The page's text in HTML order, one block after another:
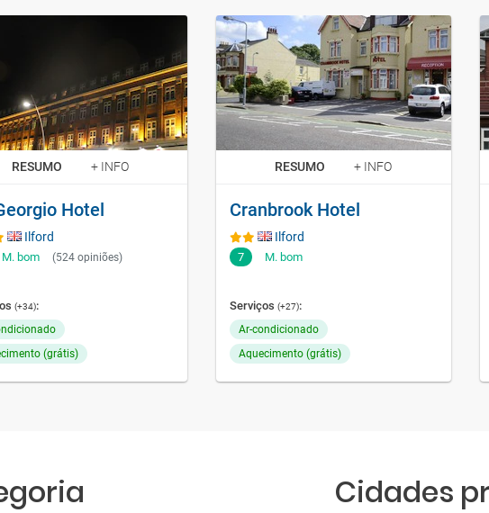
RESUMO + INFO
Hotel
Ilford
M. bom (524 opiniões)
(+34):
(grátis)
RESUMO + INFO
Cranbrook Hotel
Ilford
7 M. bom
Serviços (+27):
Ar-condicionado
Aquecimento (grátis)
Cidades